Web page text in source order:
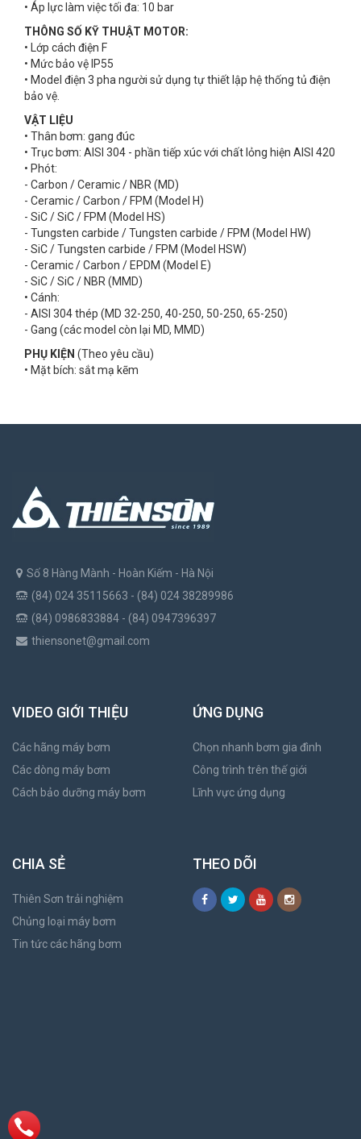
• Áp lực làm việc tối đa: 10 bar
THÔNG SỐ KỸ THUẬT MOTOR:
• Lớp cách điện F
• Mức bảo vệ IP55
• Model điện 3 pha người sử dụng tự thiết lập hệ thống tủ điện
bảo vệ.
VẬT LIỆU
• Thân bơm: gang đúc
• Trục bơm: AISI 304 - phần tiếp xúc với chất lỏng hiện AISI 420
• Phót:
- Carbon / Ceramic / NBR (MD)
- Ceramic / Carbon / FPM (Model H)
- SiC / SiC / FPM (Model HS)
- Tungsten carbide / Tungsten carbide / FPM (Model HW)
- SiC / Tungsten carbide / FPM (Model HSW)
- Ceramic / Carbon / EPDM (Model E)
- SiC / SiC / NBR (MMD)
• Cánh:
- AISI 304 thép (MD 32-250, 40-250, 50-250, 65-250)
- Gang (các model còn lại MD, MMD)
PHỤ KIỆN (Theo yêu cầu)
• Mặt bích: sắt mạ kẽm
Số 8 Hàng Mành - Hoàn Kiếm - Hà Nội
(84) 024 35115663 - (84) 024 38289986
(84) 0986833884 - (84) 0947396397
thiensonet@gmail.com
VIDEO GIỚI THIỆU
Các hãng máy bơm
Các dòng máy bơm
Cách bảo dưỡng máy bơm
ỨNG DỤNG
Chọn nhanh bơm gia đình
Công trình trên thế giới
Lĩnh vực ứng dụng
CHIA SẺ
Thiên Sơn trải nghiệm
Chủng loại máy bơm
Tin tức các hãng bơm
THEO DÕI